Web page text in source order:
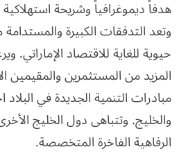
هدفاً ديموغرافياً وشريحة
وتعد التدفقات الكبيرة والمستدامة
حيوية للغاية للاقتصاد
المزيد من المستثمرين والمقيمين
مبادرات التنمية الجديدة في البلاد
والخليج. وتتباهى دول الخليج
الرفاهية الفاخرة المتخصصة.